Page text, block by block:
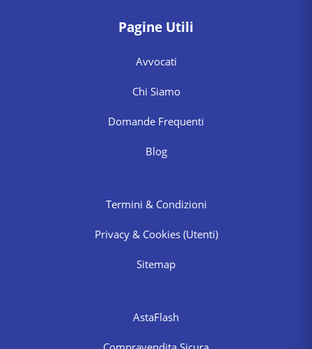
Pagine Utili
Avvocati
Chi Siamo
Domande Frequenti
Blog
Termini & Condizioni
Privacy & Cookies (Utenti)
Sitemap
AstaFlash